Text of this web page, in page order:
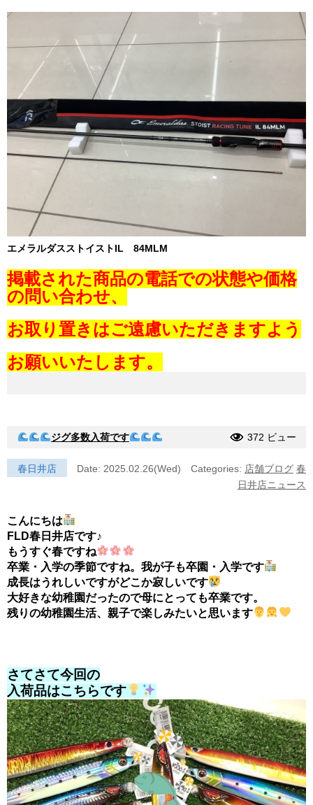
エメラルダスストイストIL 84MLM
掲載された商品の電話での状態や価格
の問い合わせ、
お取り置きはご遠慮いただきますよう
お願いいたします。
ジグ多数入荷です 372 ビュー
春日井店 Date: 2025.02.26(Wed) Categories: 店舗ブログ 春
日井店ニュース
こんにちは
FLD春日井店です♪
もうすぐ春ですね
卒業・入学の季節ですね。我が子も卒園・入学です
成長はうれしいですがどこか寂しいです
大好きな幼稚園だったので母にとっても卒業です。
残りの幼稚園生活、親子で楽しみたいと思います
さてさて今回の
入荷品はこちらです